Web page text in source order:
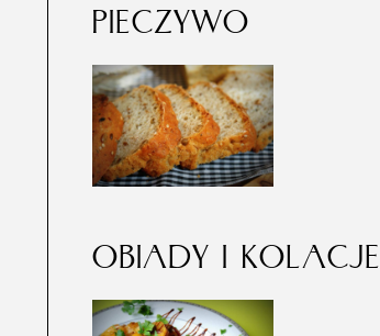
PIECZYWO
OBIADY I KOLACJE